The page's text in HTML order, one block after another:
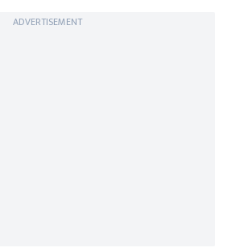
ADVERTISEMENT